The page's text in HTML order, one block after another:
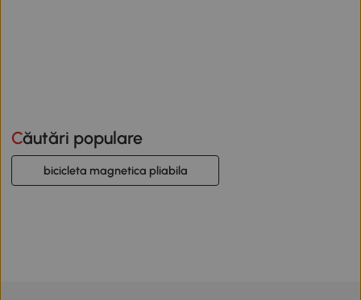
Căutări populare
bicicleta magnetica pliabila